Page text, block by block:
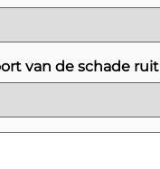
van de schade ruit